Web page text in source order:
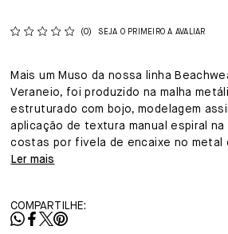
(0) SEJA O PRIMEIRO A AVALIAR
Mais um Muso da nossa linha
Veraneio, foi produzido na malha
estruturado com bojo, modelagem
aplicação de textura manual espiral
costas por fivela de encaixe no metal
Ler mais
COMPARTILHE: